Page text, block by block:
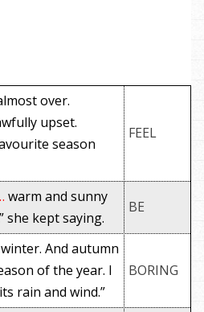
over.
upset.
season
FEEL
warm and sunny
she kept saying.
BE
And autumn
of the year. I
rain and wind.”
BORING